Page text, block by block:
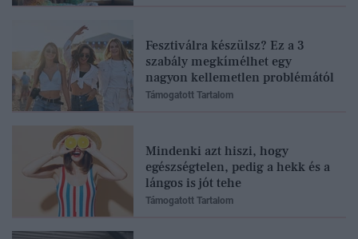
Fesztiválra készülsz? Ez a 3
szabály megkímélhet egy
nagyon kellemetlen problémától
Támogatott Tartalom
Mindenki azt hiszi, hogy
egészségtelen, pedig a hekk és a
lángos is jót tehe
Támogatott Tartalom